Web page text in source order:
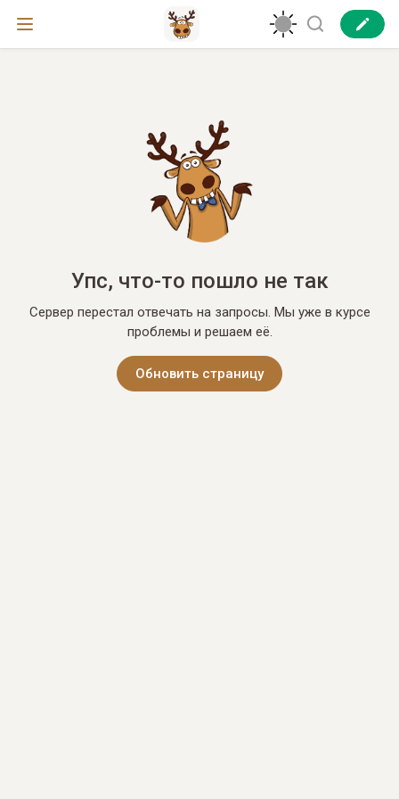
Упс, что-то пошло не так
Сервер перестал отвечать на запросы. Мы уже в курсе
проблемы и решаем её.
Обновить страницу